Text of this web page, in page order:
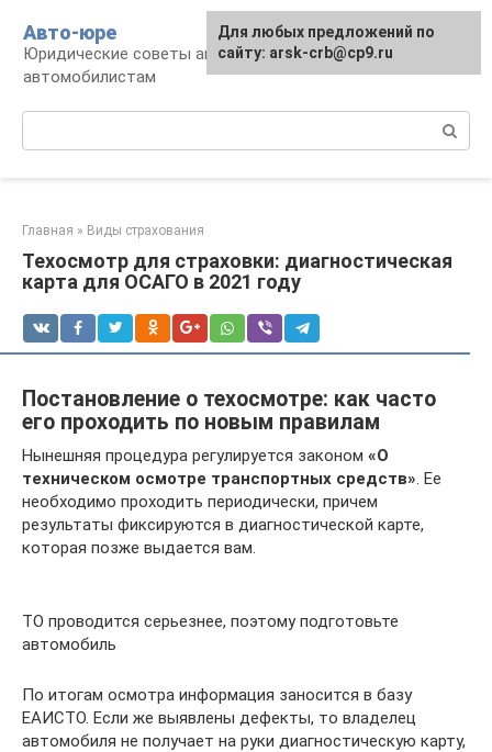
контенту
Авто-юре
Юридические советы автовладельцам и
автомобилистам
Главная » Виды страхования
Техосмотр для страховки: диагностическая
карта для ОСАГО в 2021 году
Постановление о техосмотре: как часто
его проходить по новым правилам
Нынешняя процедура регулируется законом «О
техническом осмотре транспортных средств». Ее
необходимо проходить периодически, причем
результаты фиксируются в диагностической карте,
которая позже выдается вам.
ТО проводится серьезнее, поэтому подготовьте
автомобиль
По итогам осмотра информация заносится в базу
ЕАИСТО. Если же выявлены дефекты, то владелец
автомобиля не получает на руки диагностическую карту,
Для любых предложений по
сайту: arsk-crb@cp9.ru